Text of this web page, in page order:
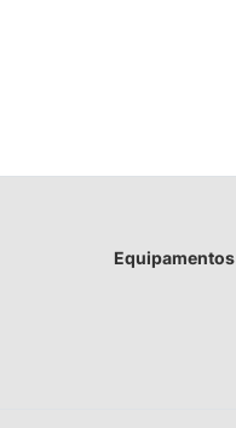
Equipamentos